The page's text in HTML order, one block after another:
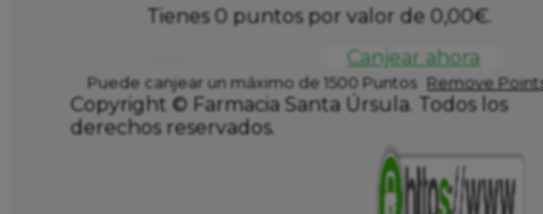
Tienes 0 puntos por valor de 0,00€.
Canjear ahora
Puede canjear un máximo de 1500 Puntos Remove
Copyright © Farmacia Santa Úrsula. Todos los
derechos reservados.